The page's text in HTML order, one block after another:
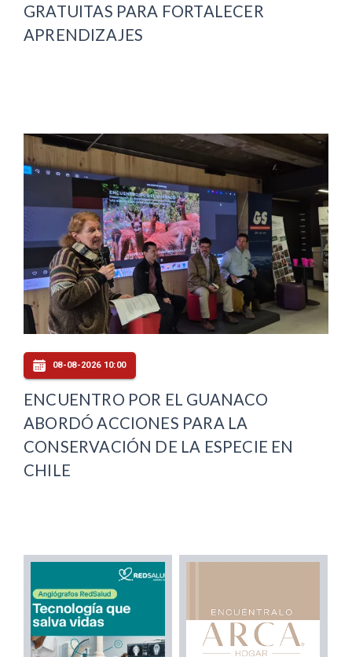
GRATUITAS PARA FORTALECER
APRENDIZAJES
08-08-2026 10:00
ENCUENTRO POR EL GUANACO
ABORDÓ ACCIONES PARA LA
CONSERVACIÓN DE LA ESPECIE EN
CHILE